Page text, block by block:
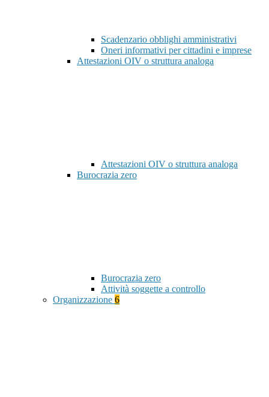
Scadenzario obblighi amministrativi
Oneri informativi per cittadini e imprese
Attestazioni OIV o struttura analoga
Attestazioni OIV o struttura analoga
Burocrazia zero
Burocrazia zero
Attività soggette a controllo
Organizzazione 6